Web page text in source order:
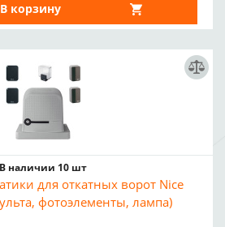
В корзину
В наличии 10 шт
для откатных ворот Nice
фотоэлементы, лампа)